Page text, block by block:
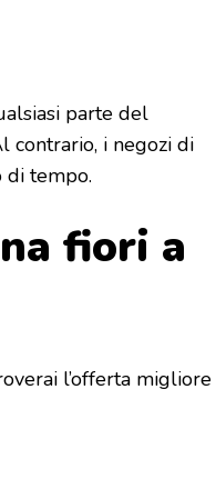
parte del
contrario, i negozi di
tempo.
fiori a
l’offerta migliore